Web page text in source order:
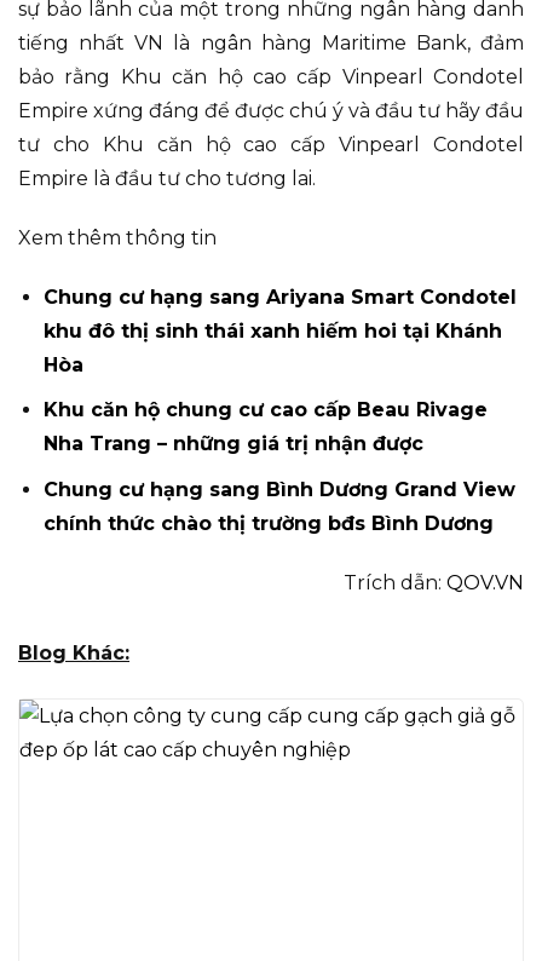
sự bảo lãnh của một trong những ngân hàng danh
tiếng nhất VN là ngân hàng Maritime Bank, đảm
bảo rằng Khu căn hộ cao cấp Vinpearl Condotel
Empire xứng đáng để được chú ý và đầu tư hãy đầu
tư cho Khu căn hộ cao cấp Vinpearl Condotel
Empire là đầu tư cho tương lai.
Xem thêm thông tin
Chung cư hạng sang Ariyana Smart Condotel
khu đô thị sinh thái xanh hiếm hoi tại Khánh
Hòa
Khu căn hộ chung cư cao cấp Beau Rivage
Nha Trang – những giá trị nhận được
Chung cư hạng sang Bình Dương Grand View
chính thức chào thị trường bđs Bình Dương
Trích dẫn: QOV.VN
Blog Khác: